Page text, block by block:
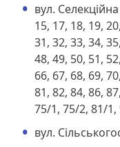
вул.
15, 17, 18, 19,
31, 32, 33, 34,
48, 49, 50, 51,
66, 67, 68, 69,
81, 82, 84, 86,
75/1, 75/2, 81/1,
вул.